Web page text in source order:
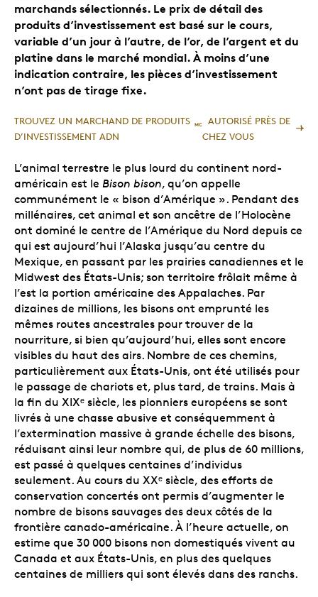
marchands sélectionnés. Le prix de détail des
produits d’investissement est basé sur le cours,
variable d’un jour à l’autre, de l’or, de l’argent et du
platine dans le marché mondial. À moins d’une
indication contraire, les pièces d’investissement
n’ont pas de tirage fixe.
TROUVEZ UN MARCHAND DE PRODUITS
D’INVESTISSEMENT ADN
MCAUTORISÉ PRÈS DE
CHEZ VOUS
L’animal terrestre le plus lourd du continent nord-
américain est le Bison bison, qu’on appelle
communément le « bison d’Amérique ». Pendant des
millénaires, cet animal et son ancêtre de l’Holocène
ont dominé le centre de l’Amérique du Nord depuis ce
qui est aujourd’hui l’Alaska jusqu’au centre du
Mexique, en passant par les prairies canadiennes et le
Midwest des États-Unis; son territoire frôlait même à
l’est la portion américaine des Appalaches. Par
dizaines de millions, les bisons ont emprunté les
mêmes routes ancestrales pour trouver de la
nourriture, si bien qu’aujourd’hui, elles sont encore
visibles du haut des airs. Nombre de ces chemins,
particulièrement aux États-Unis, ont été utilisés pour
le passage de chariots et, plus tard, de trains. Mais à
la fin du XIXᵉ siècle, les pionniers européens se sont
livrés à une chasse abusive et conséquemment à
l’extermination massive à grande échelle des bisons,
réduisant ainsi leur nombre qui, de plus de 60 millions,
est passé à quelques centaines d’individus
seulement. Au cours du XXᵉ siècle, des efforts de
conservation concertés ont permis d’augmenter le
nombre de bisons sauvages des deux côtés de la
frontière canado-américaine. À l’heure actuelle, on
estime que 30 000 bisons non domestiqués vivent au
Canada et aux États-Unis, en plus des quelques
centaines de milliers qui sont élevés dans des ranchs.